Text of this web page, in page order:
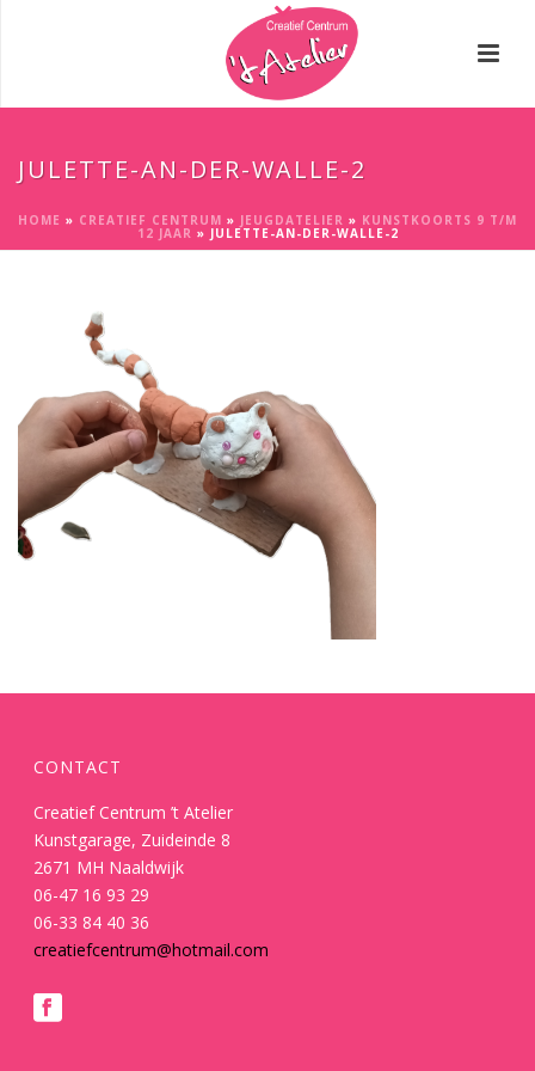
JULETTE-AN-DER-WALLE-2
HOME » CREATIEF CENTRUM » JEUGDATELIER » KUNSTKOORTS 9 T/M
12 JAAR » JULETTE-AN-DER-WALLE-2
CONTACT
Creatief Centrum ’t Atelier
Kunstgarage, Zuideinde 8
2671 MH Naaldwijk
06-47 16 93 29
06-33 84 40 36
creatiefcentrum@hotmail.com